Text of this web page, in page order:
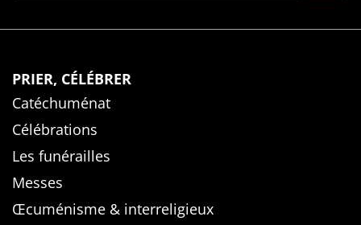
PRIER, CÉLÉBRER
Catéchuménat
Célébrations
Les funérailles
Messes
Œcuménisme & interreligieux